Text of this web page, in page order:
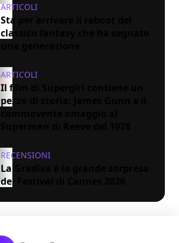
ARTICOLI
Sta per arrivare il reboot del
classico fantasy che ha segnato
ARTICOLI
Il film di Supergirl contiene un
pezzo di storia: James Gunn e il
RECENSIONI
La Gradiva è la grande sorpresa
del Festival di Cannes 2026